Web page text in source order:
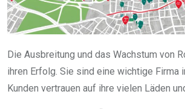
Die Ausbreitung und das Wachstum von
ihren Erfolg. Sie sind eine wichtige Firma
Kunden vertrauen auf ihre vielen Läden